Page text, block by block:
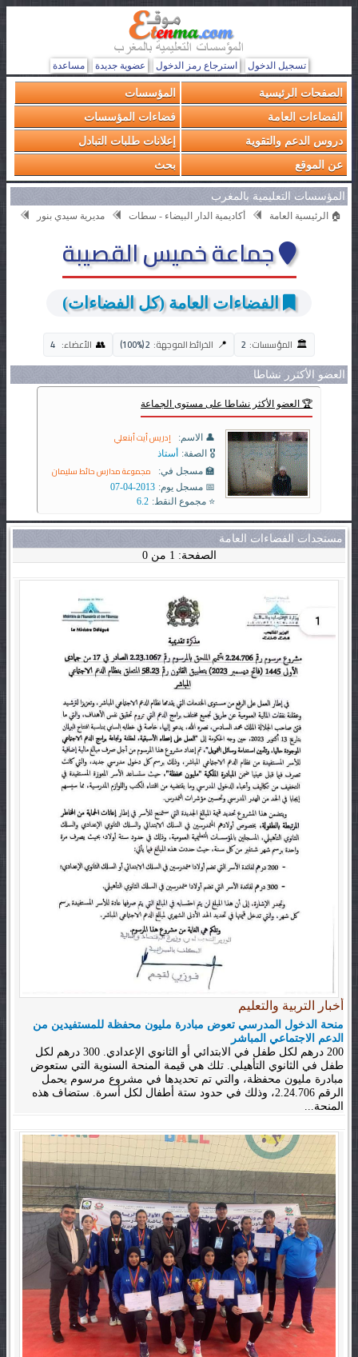
تسجيل الدخول استرجاع رمز الدخول عضوية جديدة مساعدة
الصفحات الرئيسية
المؤسسات
الفضاءات العامة
فضاءات المؤسسات
دروس الدعم والتقوية
إعلانات طلبات التبادل
عن الموقع
بحث
المؤسسات التعليمية بالمغرب
🏠 الرئيسية العامة أكاديمية الدار البيضاء - سطات مديرية سيدي بنور
جماعة خميس القصيبة
الفضاءات العامة (كل الفضاءات)
🏛️ المؤسسات: 2
📍 الخرائط الموجهة: 2 (100%)
👥 الأعضاء: 4
العضو الأكثرر نشاطا
🏆 العضو الأكثر نشاطا على مستوى الجماعة
👤 الاسم: إدريس أيت أبنعلي
🎖️ الصفة: أستاذ
🏫 مسجل في:
مجموعة مدارس حائط سليمان
📅 مسجل يوم: 2013-04-07
⭐ مجموع النقط: 6.2
مستجدات الفضاءات العامة
الصفحة: 1 من 0
أخبار التربية والتعليم
منحة الدخول المدرسي تعوض مبادرة مليون محفظة للمستفيدين من
الدعم الاجتماعي المباشر
200 درهم لكل طفل في الابتدائي أو الثانوي الإعدادي. 300 درهم لكل
طفل في الثانوي التأهيلي. تلك هي قيمة المنحة السنوية التي ستعوض
مبادرة مليون محفظة، والتي تم تحديدها في مشروع مرسوم يحمل
الرقم 2.24.706، وذلك في حدود ستة أطفال لكل أسرة. ستضاف هذه
المنحة...